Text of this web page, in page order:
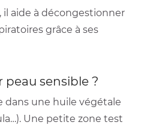
il aide à décongestionner
grâce à ses
peau sensible ?
dans une huile végétale
Une petite zone test